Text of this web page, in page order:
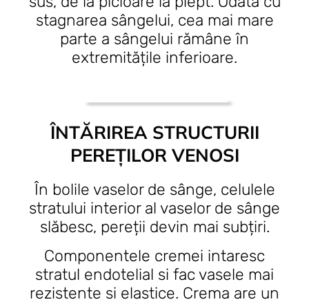
stagnarea sângelui, cea mai mare
parte a sângelui rămâne în
extremitățile inferioare.
ÎNTĂRIREA STRUCTURII
PEREȚILOR VENOSI
În bolile vaselor de sânge, celulele
stratului interior al vaselor de sânge
slăbesc, pereții devin mai subțiri.
Componentele cremei intaresc
stratul endotelial si fac vasele mai
rezistente si elastice. Crema are un